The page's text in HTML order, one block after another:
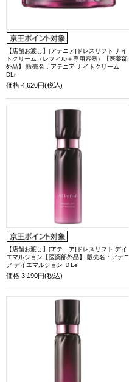
【店舗お渡し】[アテニア]ドレスリフト ナイ
トクリーム（レフィル＋専用容器）【医薬部
外品】 販売名：アテニア ナイトクリーム
DLr
価格 4,620円(税込)
【店舗お渡し】[アテニア]ドレスリフト デイ
エマルジョン【医薬部外品】 販売名：アテニ
ア デイエマルジョン ＤLe
価格 3,190円(税込)